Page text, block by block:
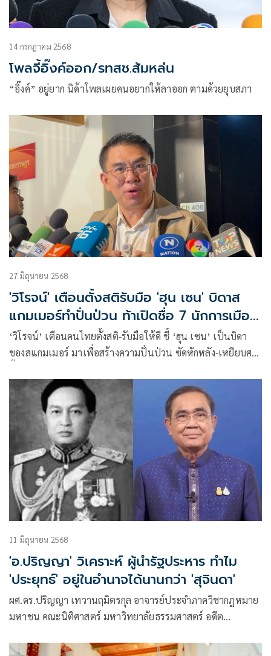
14 กรกฎาคม 2568
โพลจี้อิ๊งค์ออก/รทสช.ส้มหล่น
“อิ๊งค์” อยู่ยาก นิด้าโพลเผยคนอยากให้ลาออก ตามด้วยยุบสภา
27 มิถุนายน 2568
'วิโรจน์' เตือนตั้งสติรับมือ 'ฮุน เซน' บิดาส
แกมเมอร์ทำปั่นป่วน ท้าเปิดชื่อ 7 นักการเมือง
ไทยฟอกเงิน
‘วิโรจน์’ เตือนคนไทยตั้งสติ-รับมือให้ดี ชี้ ‘ฮุน เซน’ เป็นบิดา
ของสแกมเมอร์ มาเพื่อสร้างความปั่นป่วน ซัดหักหลัง-เหยียบศพ
เป็นตัวพ่ออาชญากรรมทางไซเบอร์ ท้าเปิดชื่อ 7 นักการเมือง
ไทยฟอกเงิน เชื่อ ‘อิ๊งค์’ รู้แต่ไม่จัดการ ย้อนถามเป็นคนรอบตัว
หรือไม่ ฉะ ‘มาริษ’ เงียบเกินไป ควรเปลี่ยนตัวเอาคนที่เก่ง-ทัน
เกมกว่านี้
11 มิถุนายน 2568
'อ.ปริญญา' วิเคราะห์ ผู้นำรัฐประหาร ทำไม
'ประยุทธ์' อยู่ในอำนาจได้นานกว่า 'สุจินดา'
ผศ.ดร.ปริญญา เทวานฤมิตรกุล อาจารย์ประจำภาควิชากฎหมาย
มหาชน คณะนิติศาสตร์ มหาวิทยาลัยธรรมศาสตร์ อดีต
พ.ศ.2535 โพสต์เฟซบุ๊ก หัวข้อ ทำไมพลเอกประยุทธ์อยู่ใน